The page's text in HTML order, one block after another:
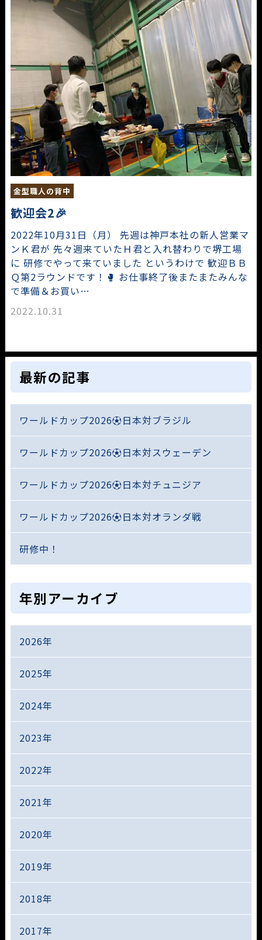
金型職人の背中
歓迎会2🎉
2022年10月31日（月） 先週は神戸本社の新人営業マ
ンＫ君が 先々週来ていたＨ君と入れ替わりで堺工場
に 研修でやって来ていました というわけで 歓迎ＢＢ
Ｑ第2ラウンドです！🥊 お仕事終了後またまたみんな
で準備＆お買い…
2022.10.31
最新の記事
ワールドカップ2026⚽日本対ブラジル
ワールドカップ2026⚽日本対スウェーデン
ワールドカップ2026⚽日本対チュニジア
ワールドカップ2026⚽日本対オランダ戦
研修中！
年別アーカイブ
2026年
2025年
2024年
2023年
2022年
2021年
2020年
2019年
2018年
2017年